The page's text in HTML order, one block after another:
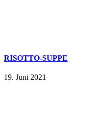
RISOTTO-SUPPE
19. Juni 2021